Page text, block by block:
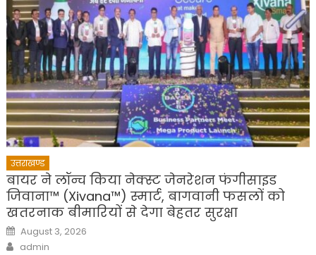
उत्तराखण्ड
बायर ने लॉन्च किया नेक्स्ट जेनरेशन फंगीसाइड
जिवाना™️ (Xivana™️) स्मार्ट, बागवानी फसलों को
खतरनाक बीमारियों से देगा बेहतर सुरक्षा
Posted
on
August 3, 2026
Author
admin